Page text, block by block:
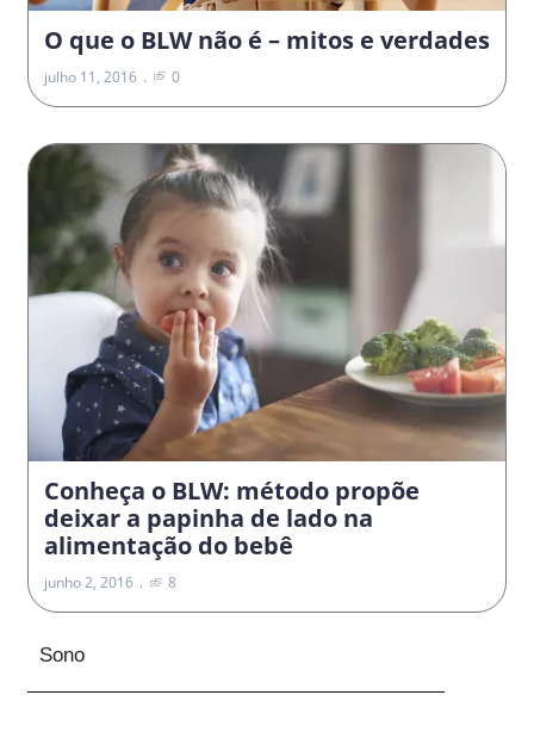
O que o BLW não é – mitos e verdades
julho 11, 2016 0
Conheça o BLW: método propõe
deixar a papinha de lado na
alimentação do bebê
junho 2, 2016 8
Sono